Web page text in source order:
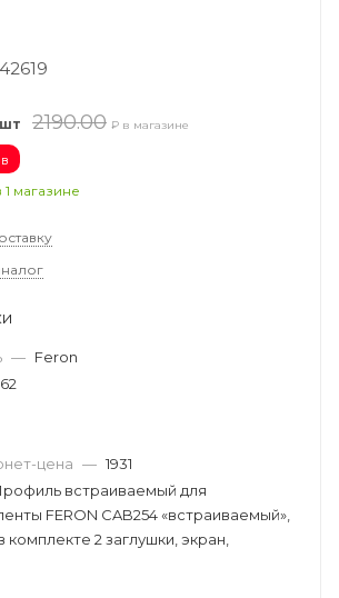
2190.00 ₽ в магазине
1 магазине
— Feron
цена — 1931
встраиваемый для
FERON CAB254 «встраиваемый»,
2 заглушки, экран,